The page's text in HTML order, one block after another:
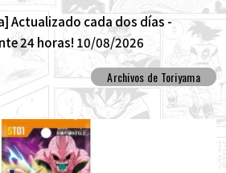
Actualizado cada dos días -
24 horas! 10/08/2026
Archivos de Toriyama